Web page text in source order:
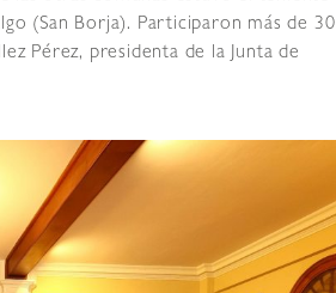
(San Borja). Participaron más de 30
Pérez, presidenta de la Junta de